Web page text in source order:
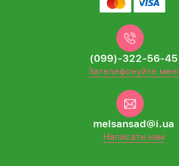
(099)-322-56-45
Зателефонуйте мені
melsansad@i.ua
Написати нам